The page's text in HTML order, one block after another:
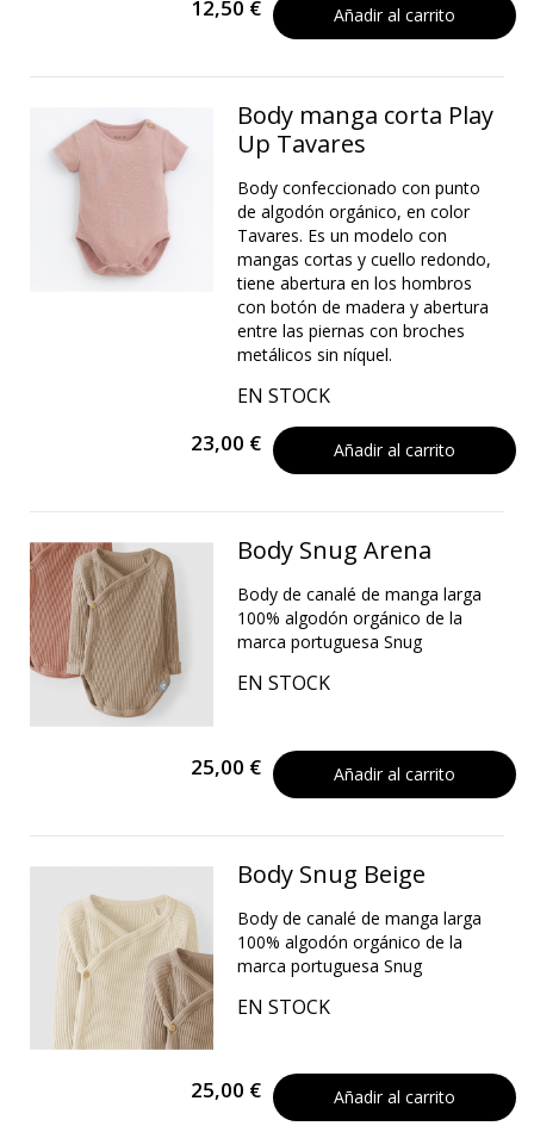
12,50 € Añadir al carrito
Body manga corta Play
Up Tavares
Body confeccionado con punto
de algodón orgánico, en color
Tavares. Es un modelo con
mangas cortas y cuello redondo,
tiene abertura en los hombros
con botón de madera y abertura
entre las piernas con broches
metálicos sin níquel.
EN STOCK
23,00 € Añadir al carrito
Body Snug Arena
Body de canalé de manga larga
100% algodón orgánico de la
marca portuguesa Snug
EN STOCK
25,00 € Añadir al carrito
Body Snug Beige
Body de canalé de manga larga
100% algodón orgánico de la
marca portuguesa Snug
EN STOCK
25,00 € Añadir al carrito